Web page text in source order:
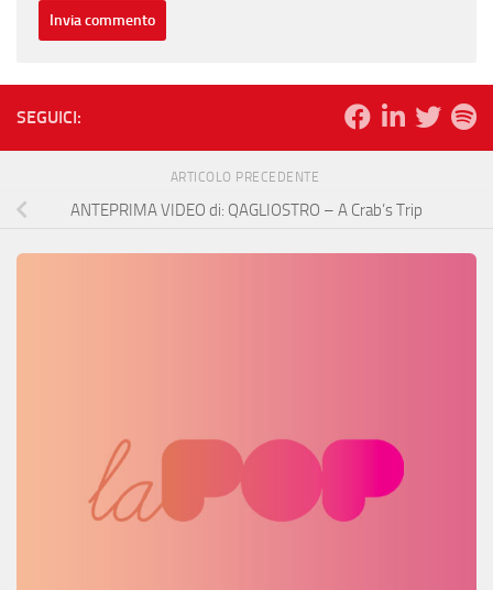
SEGUICI:
ARTICOLO PRECEDENTE
ANTEPRIMA VIDEO di: QAGLIOSTRO – A Crab’s Trip